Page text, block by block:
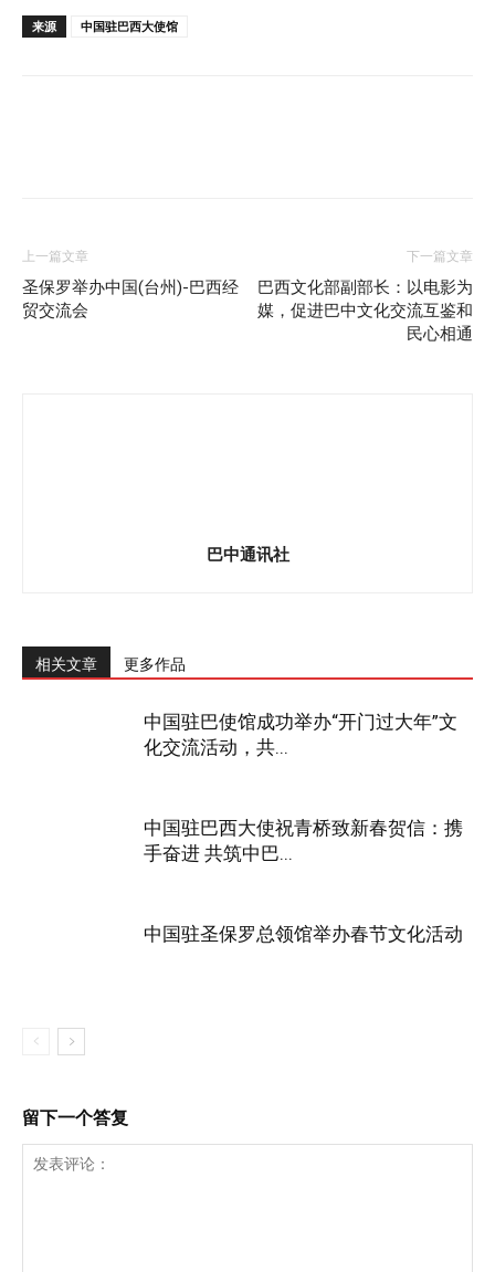
来源 中国驻巴西大使馆
上一篇文章
圣保罗举办中国(台州)-巴西经
贸交流会
下一篇文章
巴西文化部副部长：以电影为
媒，促进巴中文化交流互鉴和
民心相通
巴中通讯社
相关文章 更多作品
中国驻巴使馆成功举办“开门过大年”文
化交流活动，共...
中国驻巴西大使祝青桥致新春贺信：携
手奋进 共筑中巴...
中国驻圣保罗总领馆举办春节文化活动
留下一个答复